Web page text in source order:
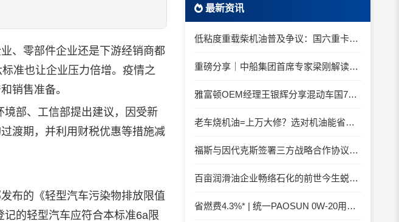
、零部件企业还是下游经销商都
准也让企业压力倍增。疫情之
销售准备。
部、工信部提出建议，因受新
渡期，并利用财税优惠等措施减
布的《轻型汽车污染物排放限值
的轻型汽车应符合本标准6a限
最新资讯
低粘度重载柴机油普及争议：国六重卡长期山区重载工况是否适合0W-20柴油机油？
重磅分享｜中船集团首席专家梁刚解读船舶动力润滑需求
雅富顿OEM经理王银辉分享混动车国7后处理系统的润滑油要求
老车烧机油=上万大修？选对机油能省大钱！
福斯与因代克斯签署三方战略合作协议，覆盖全系列机床
百亩润滑油企业畅络石化的前世今生蜕变之路
省燃费4.3%* | 统一PAOSUN 0W-20用认证和标准说话